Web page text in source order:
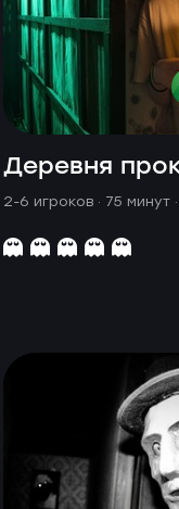
Деревня
2-6 игроков · 75 минут